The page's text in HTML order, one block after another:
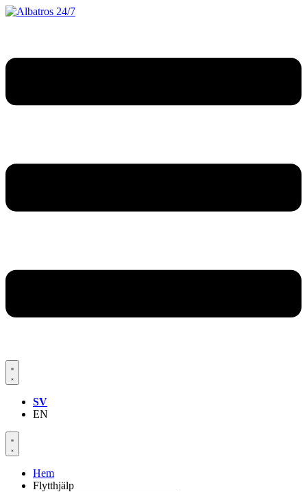
SV
EN
Hem
Flytthjälp